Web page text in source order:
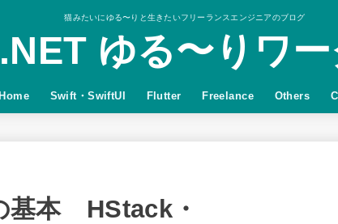
猫みたいにゆる〜りと生きたいフリーランスエンジニアのブログ
.NET ゆる〜りワー
Home Swift・SwiftUI Flutter Freelance Others
基本 HStack・